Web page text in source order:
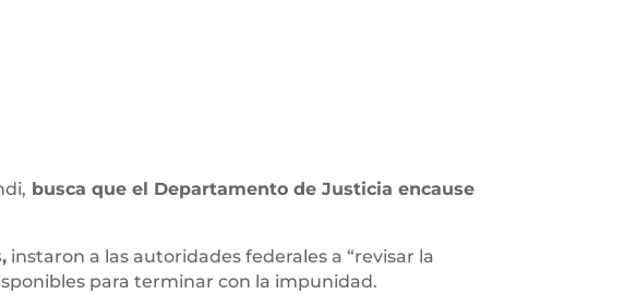
busca que el Departamento de Justicia encause
instaron a las autoridades federales a “revisar la
para terminar con la impunidad.